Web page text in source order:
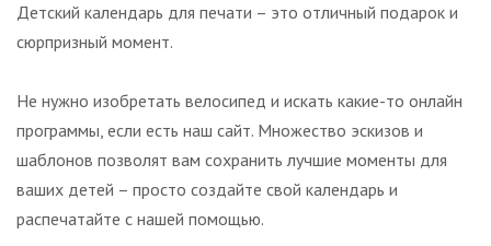
Детский календарь для печати – это отличный подарок и
сюрпризный момент.
Не нужно изобретать велосипед и искать какие-то онлайн
программы, если есть наш сайт. Множество эскизов и
шаблонов позволят вам сохранить лучшие моменты для
ваших детей – просто создайте свой календарь и
распечатайте с нашей помощью.